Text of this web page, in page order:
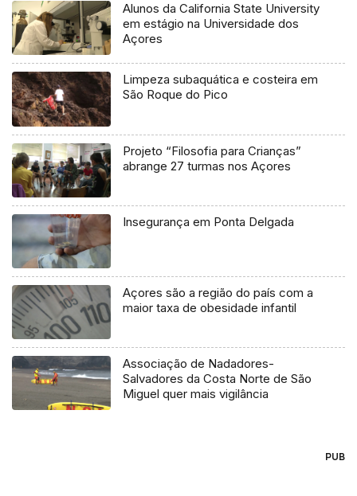
Alunos da California State University
em estágio na Universidade dos
Açores
Limpeza subaquática e costeira em
São Roque do Pico
Projeto “Filosofia para Crianças”
abrange 27 turmas nos Açores
Insegurança em Ponta Delgada
Açores são a região do país com a
maior taxa de obesidade infantil
Associação de Nadadores-
Salvadores da Costa Norte de São
Miguel quer mais vigilância
PUB